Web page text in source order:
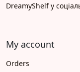
DreamyShelf у
My account
Orders